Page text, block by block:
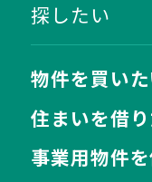
探したい
物件を買い
住まいを借
事業用物件